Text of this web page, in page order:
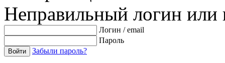
Неправильный логин или
Логин / email
Пароль
Войти Забыли пароль?